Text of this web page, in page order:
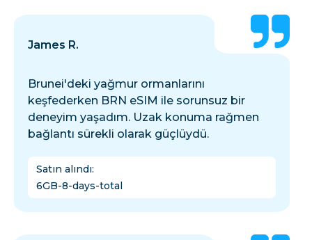
James R.
Brunei'deki yağmur ormanlarını
keşfederken BRN eSIM ile sorunsuz bir
deneyim yaşadım. Uzak konuma rağmen
bağlantı sürekli olarak güçlüydü.
Satın alındı:
6GB-8-days-total